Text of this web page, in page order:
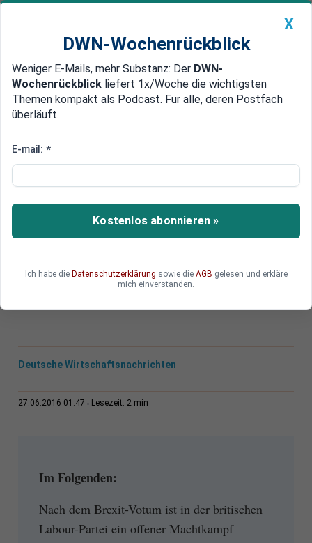
Newsticker MEIN DWN: Geldanlage Premium
Edelmetalle DWN-Magazin China
Corbyn droht der Sturz
Revolte bei Labour:
Sozialdemokraten gespalten in
EU-Frage
Bei Labour ist ein offener Machtkampf
haben keine klare Linie in der EU-Frage.
Prominente Parteimitglieder fordern den
Deutsche Wirtschaftsnachrichten
27.06.2016 01:47 Lesezeit: 2 min
Im Folgenden:
Nach dem Brexit-Votum ist in der britischen
Labour-Partei ein offener Machtkampf
X
DWN-Wochenrückblick
Weniger E-Mails, mehr Substanz: Der DWN-
Wochenrückblick liefert 1x/Woche die wichtigsten
Themen kompakt als Podcast. Für alle, deren Postfach
überläuft.
E-mail: *
Kostenlos abonnieren »
Ich habe die Datenschutzerklärung sowie die AGB gelesen und erkläre
mich einverstanden.